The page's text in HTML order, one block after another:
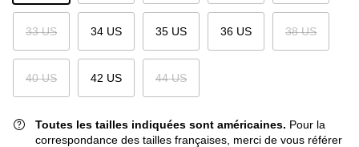
33 US 34 US 35 US 36 US 38 US
40 US 42 US 44 US
Toutes les tailles indiquées sont américaines. Pour la
correspondance des tailles françaises, merci de vous référer